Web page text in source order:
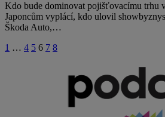
Kdo bude dominovat pojišťovacímu trhu
Japoncům vyplácí, kdo ulovil
Škoda Auto,…
1 … 4 5 6 7 8